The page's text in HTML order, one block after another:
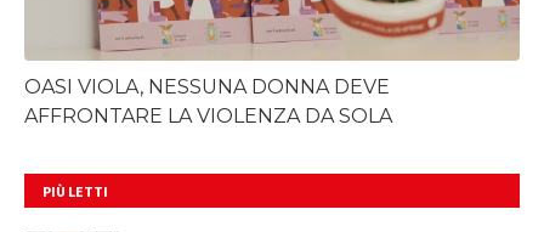
OASI VIOLA, NESSUNA DONNA DEVE
AFFRONTARE LA VIOLENZA DA SOLA
PIÙ LETTI